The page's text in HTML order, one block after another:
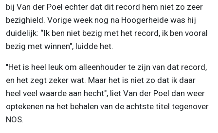
bij Van der Poel echter dat dit record hem niet zo zeer
bezighield. Vorige week nog na Hoogerheide was hij
duidelijk: “Ik ben niet bezig met het record, ik ben vooral
bezig met winnen", luidde het.
"Het is heel leuk om alleenhouder te zijn van dat record,
en het zegt zeker wat. Maar het is niet zo dat ik daar
heel veel waarde aan hecht", liet Van der Poel dan weer
optekenen na het behalen van de achtste titel tegenover
NOS.